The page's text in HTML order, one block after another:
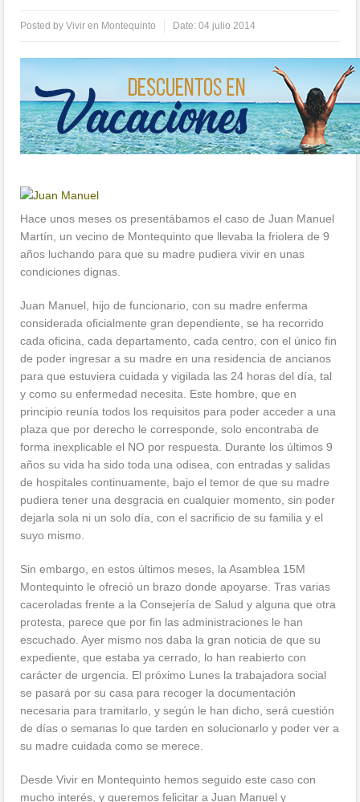
Posted byVivir en Montequinto Date:04 julio 2014
Hace unos meses os presentábamos el caso de Juan Manuel
Martín, un vecino de Montequinto que llevaba la friolera de 9
años luchando para que su madre pudiera vivir en unas
condiciones dignas.
Juan Manuel, hijo de funcionario, con su madre enferma
considerada oficialmente gran dependiente, se ha recorrido
cada oficina, cada departamento, cada centro, con el único fin
de poder ingresar a su madre en una residencia de ancianos
para que estuviera cuidada y vigilada las 24 horas del día, tal
y como su enfermedad necesita. Este hombre, que en
principio reunía todos los requisitos para poder acceder a una
plaza que por derecho le corresponde, solo encontraba de
forma inexplicable el NO por respuesta. Durante los últimos 9
años su vida ha sido toda una odisea, con entradas y salidas
de hospitales continuamente, bajo el temor de que su madre
pudiera tener una desgracia en cualquier momento, sin poder
dejarla sola ni un solo día, con el sacrificio de su familia y el
suyo mismo.
Sin embargo, en estos últimos meses, la Asamblea 15M
Montequinto le ofreció un brazo donde apoyarse. Tras varias
caceroladas frente a la Consejería de Salud y alguna que otra
protesta, parece que por fin las administraciones le han
escuchado. Ayer mismo nos daba la gran noticia de que su
expediente, que estaba ya cerrado, lo han reabierto con
carácter de urgencia. El próximo Lunes la trabajadora social
se pasará por su casa para recoger la documentación
necesaria para tramitarlo, y según le han dicho, será cuestión
de días o semanas lo que tarden en solucionarlo y poder ver a
su madre cuidada como se merece.
Desde Vivir en Montequinto hemos seguido este caso con
mucho interés, y queremos felicitar a Juan Manuel y